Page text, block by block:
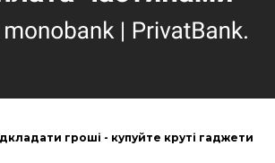
гроші - купуйте круті гаджети